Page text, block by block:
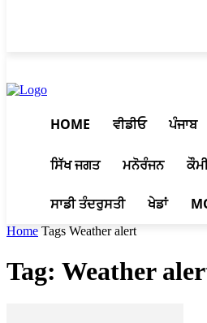
HOME ਵੀਡੀਓ ਪੰਜਾਬ
ਸਿੱਖ ਜਗਤ ਮਨੋਰੰਜਨ
ਸਾਡੀ ਤੰਦਰੁਸਤੀ ਖੇਡਾਂ
Home Tags Weather alert
Tag: Weather